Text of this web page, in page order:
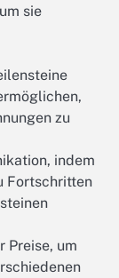
sie
zu
indem
Fortschritten
Preise, um